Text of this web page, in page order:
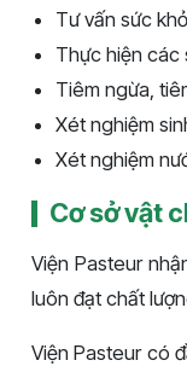
Tư vấn sức
Thực hiện các
Tiêm ngừa,
Xét nghiệm
Xét nghiệm
Cơ sở vật
Viện Pasteur
luôn đạt chất
Viện Pasteur có